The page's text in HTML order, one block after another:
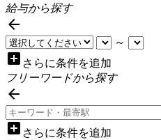
給与から探す

～
add_box さらに条件を追加
フリーワードから探す

add_box さらに条件を追加